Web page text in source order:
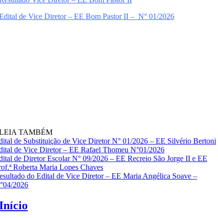
de Vice Diretor – EE Bom Pastor II – N° 01/2026
TAMBÉM
de Substituição de Vice Diretor N° 01/2026 – EE Silvério Bertoni
de Vice Diretor – EE Rafael Thomeu N°01/2026
de Diretor Escolar N° 09/2026 – EE Recreio São Jorge II e EE
Roberta Maria Lopes Chaves
do Edital de Vice Diretor – EE Maria Angélica Soave –
2026